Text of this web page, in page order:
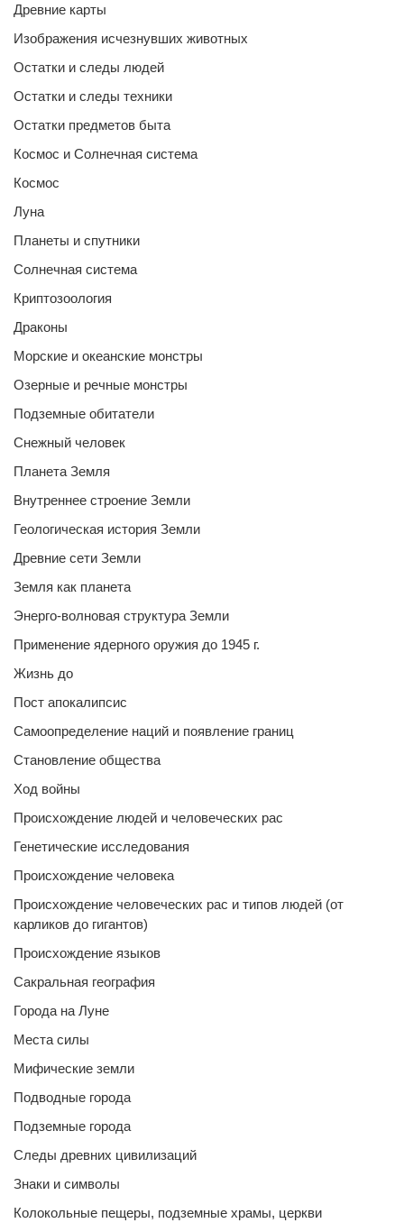
Древние карты
Изображения исчезнувших животных
Остатки и следы людей
Остатки и следы техники
Остатки предметов быта
Космос и Солнечная система
Космос
Луна
Планеты и спутники
Солнечная система
Криптозоология
Драконы
Морские и океанские монстры
Озерные и речные монстры
Подземные обитатели
Снежный человек
Планета Земля
Внутреннее строение Земли
Геологическая история Земли
Древние сети Земли
Земля как планета
Энерго-волновая структура Земли
Применение ядерного оружия до 1945 г.
Жизнь до
Пост апокалипсис
Самоопределение наций и появление границ
Становление общества
Ход войны
Происхождение людей и человеческих рас
Генетические исследования
Происхождение человека
Происхождение человеческих рас и типов людей (от
карликов до гигантов)
Происхождение языков
Сакральная география
Города на Луне
Места силы
Мифические земли
Подводные города
Подземные города
Следы древних цивилизаций
Знаки и символы
Колокольные пещеры, подземные храмы, церкви